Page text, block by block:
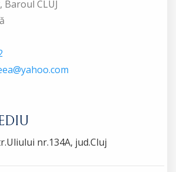
CLUJ
nr.134A, jud.Cluj